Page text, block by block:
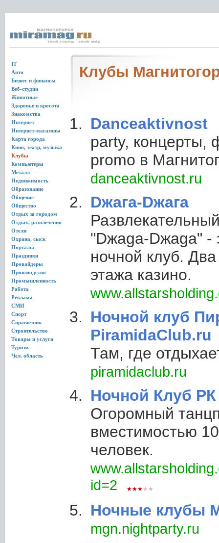
IT
Авто
Бизнес и финансы
Веб-студии
Животные
Здоровье и кросота
Знакомства
Интернет
Интернет-магазины
Карта города
Кино, театр, музыка
Клубы
Компьютеры
Металл
Недвижимость
Образование
Общение
Общество
Отдых за городом
Отдых, развлечения
Отели
Охрана, сыск
Порталы
Праздники
Провайдеры
Производство
Промышленность
Работа
Реклама
СМИ
Спорт
Справочник
Строительство
Товары и услуги
Туризм
Чел. область
Клубы
Danceaktivnost
party, концерты,
promo в
danceaktivnost.ru
Dжага-Dжага
"Dжaga-Dжaga" -
ночной клуб.
этажа казино.
Ночной клуб
PiramidaClub.ru
Там, где
piramidaclub.ru
Ночной Клуб
Огоромный
вместимостью
человек.
id=2
Ночные клубы
mgn.nightparty.ru